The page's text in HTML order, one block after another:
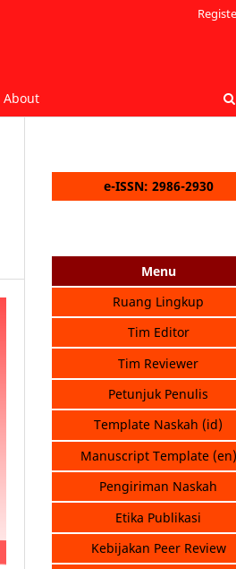
About
e-ISSN: 2986-2930
Menu
Ruang Lingkup
Tim Editor
Tim Reviewer
Petunjuk Penulis
Template Naskah (id)
Manuscript Template (en)
Pengiriman Naskah
Etika Publikasi
Kebijakan Peer Review